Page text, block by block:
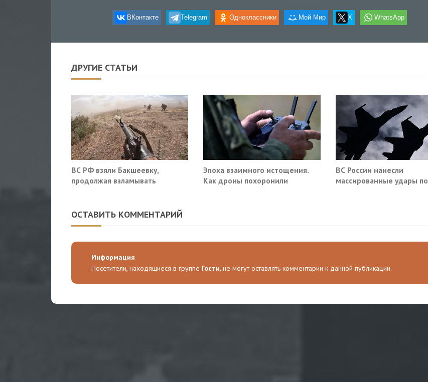
ВКонтакте Telegram Одноклассники Мой Мир X WhatsApp
ДРУГИЕ СТАТЬИ
ВС РФ взяли Бакшеевку,
продолжая взламывать
Эпоха взаимного истощения.
Как дроны похоронили
ВС России нанесли
массированные удары по
ОСТАВИТЬ КОММЕНТАРИЙ
Информация
Посетители, находящиеся в группе Гости, не могут оставлять комментарии к данной публикации.